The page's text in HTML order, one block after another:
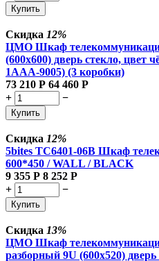
Купить
Скидка 12%
ЦМО Шкаф
(600x600) дверь стекло,
1ААА-9005) (3 коробки)
73 210 Р 64 460 Р
+
−
Купить
Скидка 12%
5bites TC6401-06B Шкаф
600*450 / WALL / BLACK
9 355 Р 8 252 Р
+
−
Купить
Скидка 13%
ЦМО Шкаф
разборный 9U (600х520)